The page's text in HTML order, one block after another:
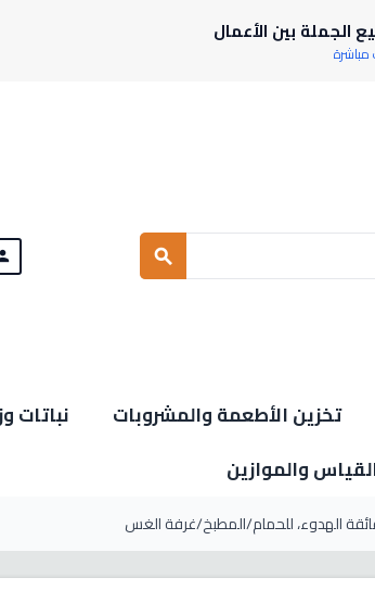
الجملة بين الأعمال
مباشرة
search
تخزين الأطعمة والمشروبات
نباتات
والموازين